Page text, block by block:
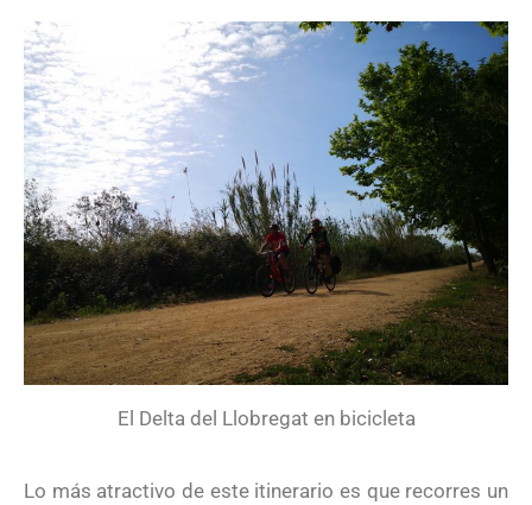
El Delta del Llobregat en bicicleta
Lo más atractivo de este itinerario es que recorres un